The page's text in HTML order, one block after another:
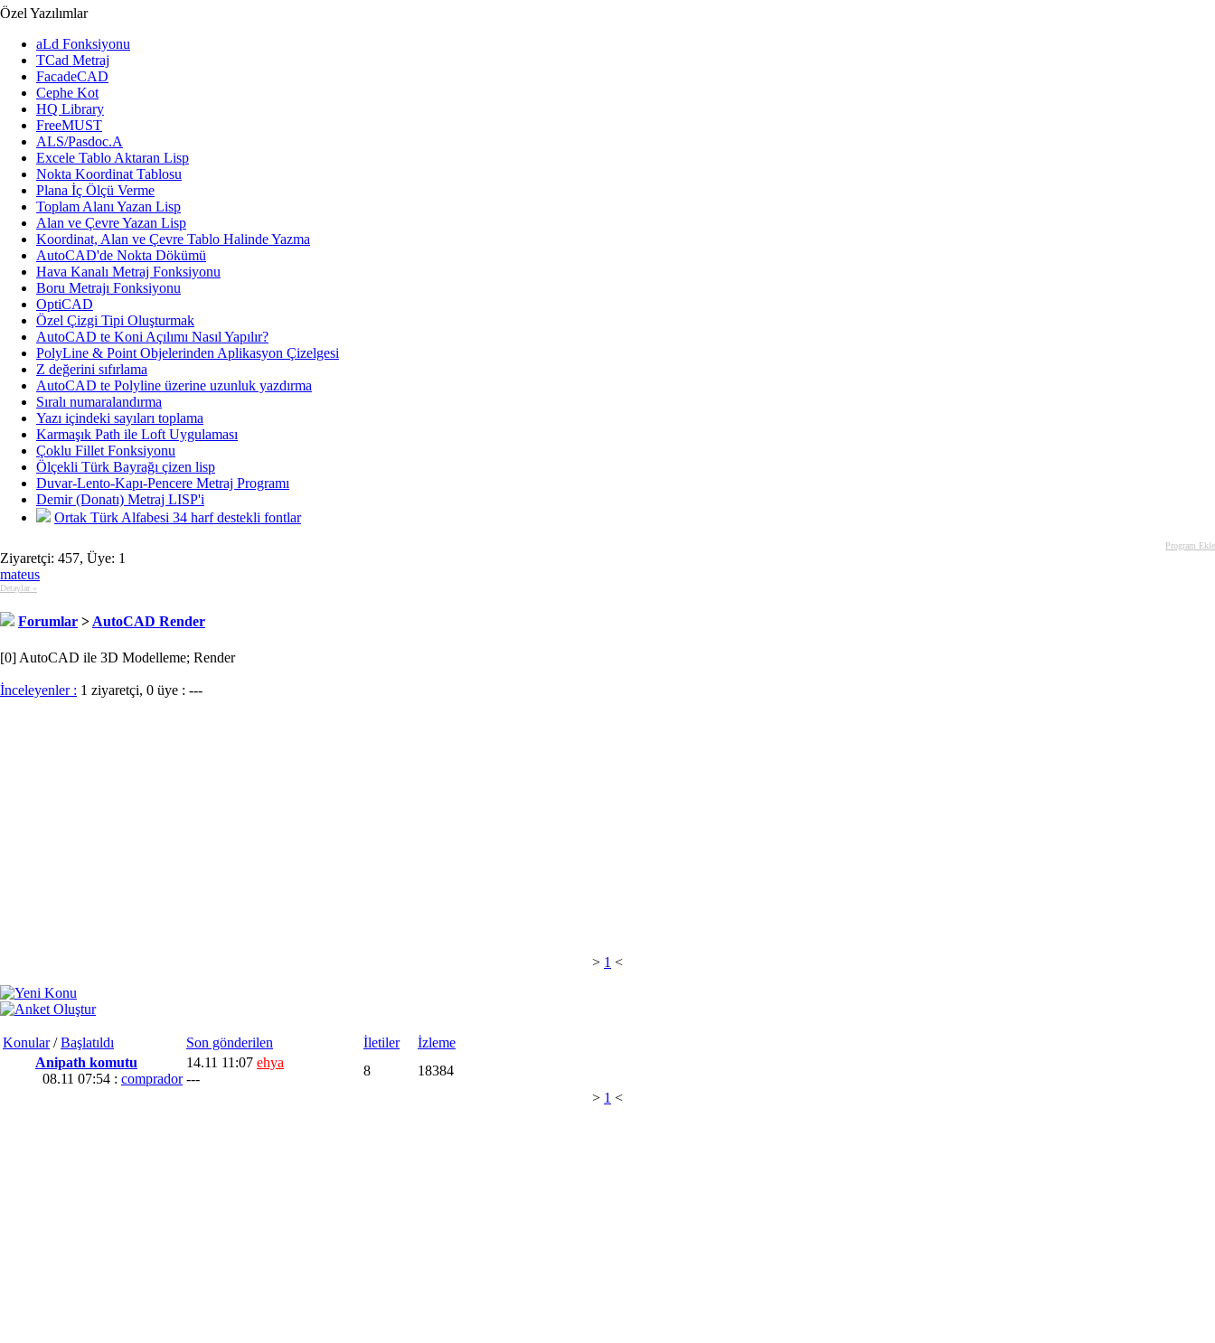
Özel Yazılımlar
aLd Fonksiyonu
TCad Metraj
FacadeCAD
Cephe Kot
HQ Library
FreeMUST
ALS/Pasdoc.A
Excele Tablo Aktaran Lisp
Nokta Koordinat Tablosu
Plana İç Ölçü Verme
Toplam Alanı Yazan Lisp
Alan ve Çevre Yazan Lisp
Koordinat, Alan ve Çevre Tablo Halinde Yazma
AutoCAD'de Nokta Dökümü
Hava Kanalı Metraj Fonksiyonu
Boru Metrajı Fonksiyonu
OptiCAD
Özel Çizgi Tipi Oluşturmak
AutoCAD te Koni Açılımı Nasıl Yapılır?
PolyLine & Point Objelerinden Aplikasyon Çizelgesi
Z değerini sıfırlama
AutoCAD te Polyline üzerine uzunluk yazdırma
Sıralı numaralandırma
Yazı içindeki sayıları toplama
Karmaşık Path ile Loft Uygulaması
Çoklu Fillet Fonksiyonu
Ölçekli Türk Bayrağı çizen lisp
Duvar-Lento-Kapı-Pencere Metraj Programı
Demir (Donatı) Metraj LISP'i
Ortak Türk Alfabesi 34 harf destekli fontlar
Program Ekle
Ziyaretçi: 457, Üye: 1
mateus
Detaylar »
Forumlar > AutoCAD Render
[0] AutoCAD ile 3D Modelleme; Render
İnceleyenler : 1 ziyaretçi, 0 üye : ---
> 1 <
Konular/Başlatıldı Son gönderilen İletiler
İzleme
Anipath komutu
08.11 07:54 : comprador
14.11 11:07 ehya
---
8
18384
> 1 <